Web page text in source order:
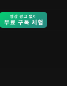
Free Trial -